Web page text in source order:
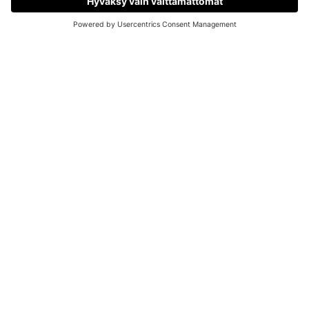
Asiakaspalvelu ja yhteystiedot
OTA YHTEYTTÄ